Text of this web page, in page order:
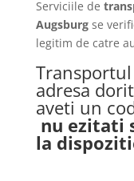
Serviciile de
Augsburg se
legitim de catre
adresa
aveti un
nu ezitati
la